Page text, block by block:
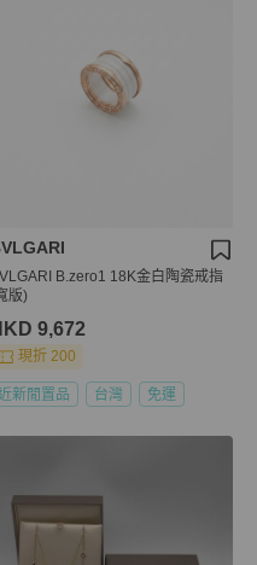
B.zero1 18K金白陶瓷戒指
版)
9,672
現折 200
新閒置品 台灣 免運